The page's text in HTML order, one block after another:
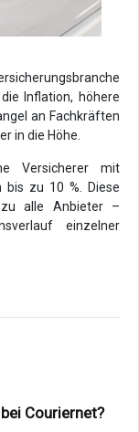
Inflation, höhere
an Fachkräften
in die Höhe.
Versicherer mit
bis zu 10 %. Diese
alle Anbieter –
einzelner
Couriernet?